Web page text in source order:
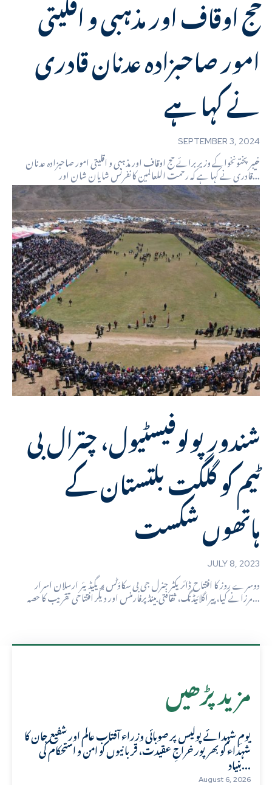
حج اوقاف اور مذہبی و اقلیتی
امور صاحبزادہ عدنان قادری
نے کہا ہے
SEPTEMBER 3, 2024
خیبر پختونخواکے وزیر برائے حج اوقاف اور مذہبی و اقلیتی امور صاحبزادہ عدنان
قادری نے کہا ہے کہ رحمت اللعالمین کانفرنس شایان شان اور...
شندورپولوفیسٹیول، چترال بی
ٹیم کو گلگت بلتستان کے
ہاتھوں شکست
JULY 8, 2023
دوسرے روز کا افتتاح ڈائریکٹر جنرل جی بی سکاؤٹس بریگیڈیئر ارسلان اسرار
مرزانے کیا، پیراگلائیڈنگ، ثقافتی بینڈ پرفارمنس اور دیگر افتتاحی تقریب کا حصہ...
مزید پڑھیں
یومِ شہدائے پولیس پر صوبائی وزراء آفتاب عالم اور شفیع جان کا
شہداء کو بھرپور خراجِ عقیدت، قربانیوں کو امن و استحکام کی
بنیاد...
August 6, 2026